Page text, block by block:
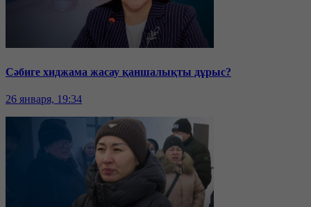
Сәбиге хиджама жасау қаншалықты дұрыс?
26 января, 19:34